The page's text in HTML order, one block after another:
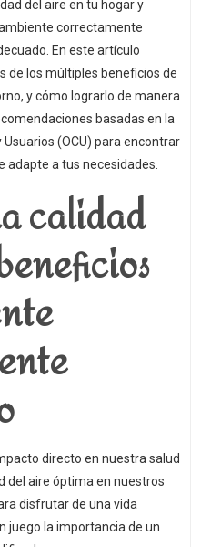
del aire en tu hogar y
correctamente
En este artículo
de los múltiples beneficios de
y cómo lograrlo de manera
basadas en la
(OCU) para encontrar
adapte a tus necesidades.
calidad
directo en nuestra salud
del aire óptima en nuestros
disfrutar de una vida
juego la importancia de un